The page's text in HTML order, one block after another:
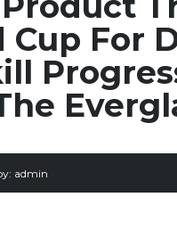
Cup For
admin